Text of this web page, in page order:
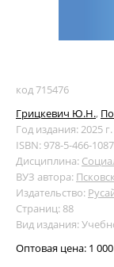
код 715476
Грицкевич Ю.Н.,
Год издания: 2025 г.
ISBN: 978-5-466-
Дисциплина:
ВУЗ автора:
Издательство:
Страниц: 88
Вид издания:
Оптовая цена: 1